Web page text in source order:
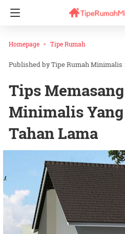
Homepage Tipe Rumah
Tipe Rumah Minimalis
Tips
Minimalis
Tahan Lama